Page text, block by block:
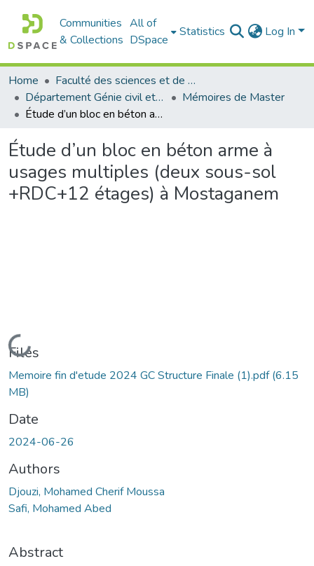
Communities
& Collections
All of
DSpace
Statistics Log In
Home
Faculté des sciences et de la technologie
Département Génie civil et Architecture
Mémoires de Master
Étude d’un bloc en béton arme à usages multiples (deux sous-sol +RDC+12 étages) à Mostaganem
Étude d’un bloc en béton arme à
usages multiples (deux sous-sol
+RDC+12 étages) à Mostaganem
Loading...
Files
Memoire fin d'etude 2024 GC Structure Finale (1).pdf(6.15
MB)
Date
2024-06-26
Authors
Djouzi, Mohamed Cherif Moussa
Safi, Mohamed Abed
Abstract